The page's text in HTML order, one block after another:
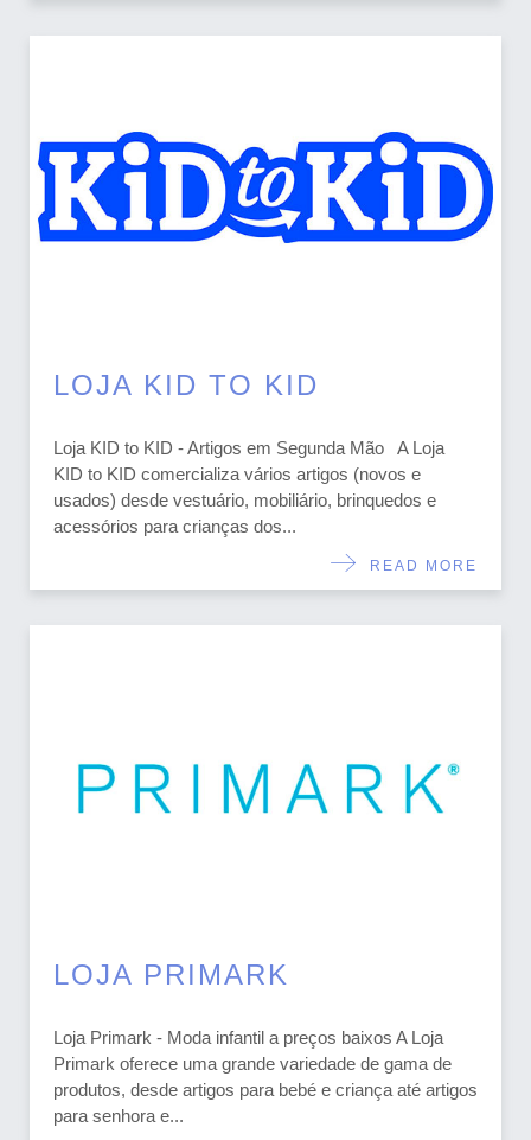
LOJA KID TO KID
Loja KID to KID - Artigos em Segunda Mão A Loja
KID to KID comercializa vários artigos (novos e
usados) desde vestuário, mobiliário, brinquedos e
acessórios para crianças dos...
READ MORE
LOJA PRIMARK
Loja Primark - Moda infantil a preços baixos A Loja
Primark oferece uma grande variedade de gama de
produtos, desde artigos para bebé e criança até artigos
para senhora e...